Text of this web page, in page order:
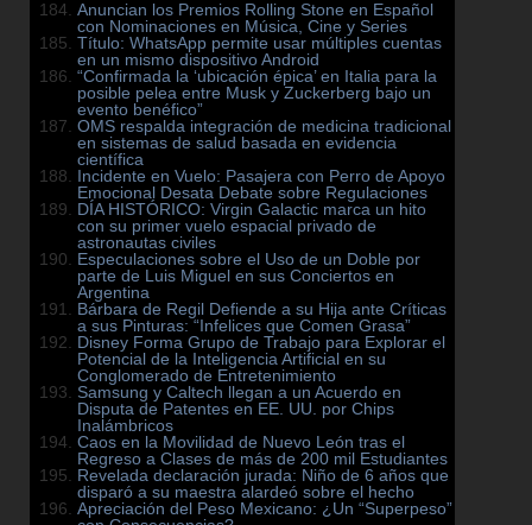
Anuncian los Premios Rolling Stone en Español
con Nominaciones en Música, Cine y Series
Título: WhatsApp permite usar múltiples cuentas
en un mismo dispositivo Android
“Confirmada la ‘ubicación épica’ en Italia para la
posible pelea entre Musk y Zuckerberg bajo un
evento benéfico”
OMS respalda integración de medicina tradicional
en sistemas de salud basada en evidencia
científica
Incidente en Vuelo: Pasajera con Perro de Apoyo
Emocional Desata Debate sobre Regulaciones
DÍA HISTÓRICO: Virgin Galactic marca un hito
con su primer vuelo espacial privado de
astronautas civiles
Especulaciones sobre el Uso de un Doble por
parte de Luis Miguel en sus Conciertos en
Argentina
Bárbara de Regil Defiende a su Hija ante Críticas
a sus Pinturas: “Infelices que Comen Grasa”
Disney Forma Grupo de Trabajo para Explorar el
Potencial de la Inteligencia Artificial en su
Conglomerado de Entretenimiento
Samsung y Caltech llegan a un Acuerdo en
Disputa de Patentes en EE. UU. por Chips
Inalámbricos
Caos en la Movilidad de Nuevo León tras el
Regreso a Clases de más de 200 mil Estudiantes
Revelada declaración jurada: Niño de 6 años que
disparó a su maestra alardeó sobre el hecho
Apreciación del Peso Mexicano: ¿Un “Superpeso”